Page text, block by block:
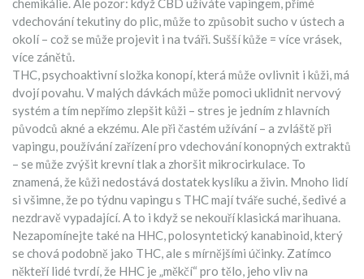
chemikálie. Ale pozor: když CBD užíváte vapingem,přímé
vdechování tekutiny do plic, může to způsobit sucho v ústech a
okolí – což se může projevit i na tváři. Sušší kůže = více vrásek,
více zánětů.
THC,psychoaktivní složka konopí, která může ovlivnit i kůži, má
dvojí povahu. V malých dávkách může pomoci uklidnit nervový
systém a tím nepřímo zlepšit kůži – stres je jedním z hlavních
původců akné a ekzému. Ale při častém užívání – a zvláště při
vapingu,používání zařízení pro vdechování konopných extraktů
– se může zvýšit krevní tlak a zhoršit mikrocirkulace. To
znamená, že kůži nedostává dostatek kyslíku a živin. Mnoho lidí
si všimne, že po týdnu vapingu s THC mají tváře suché, šedivé a
nezdravě vypadající. A to i když se nekouří klasická marihuana.
Nezapomínejte také na HHC,polosyntetický kanabinoid, který
se chová podobně jako THC, ale s mírnějšími účinky. Zatímco
někteří lidé tvrdí, že HHC je „měkčí“ pro tělo, jeho vliv na